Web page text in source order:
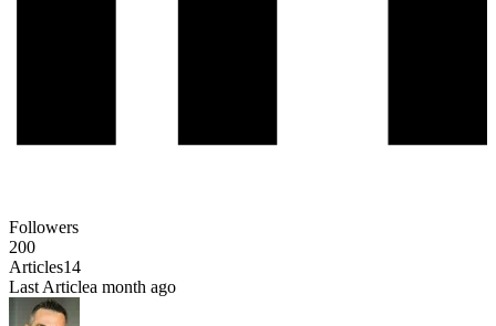
Followers
200
Articles14
Last Articlea month ago